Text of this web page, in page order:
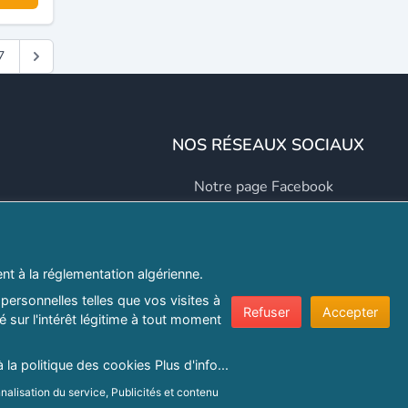
NOS RÉSEAUX SOCIAUX
Notre page Facebook
Notre page Twitter
confidentialité|Protection de la vie privée
à la réglementation algérienne.
telles que vos visites à
sur l'intérêt légitime à tout moment
la politique des cookies Plus d'info...
du service, Publicités et contenu
Refuser Accepter